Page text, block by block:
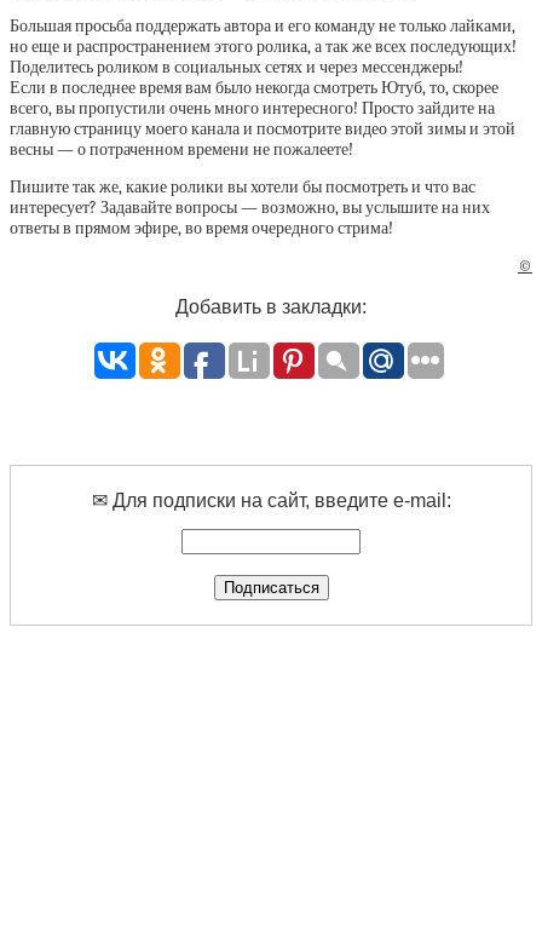
Большая просьба поддержать автора и его команду не только лайками,
но еще и распространением этого ролика, а так же всех последующих!
Поделитесь роликом в социальных сетях и через мессенджеры!
Если в последнее время вам было некогда смотреть Ютуб, то, скорее
всего, вы пропустили очень много интересного! Просто зайдите на
главную страницу моего канала и посмотрите видео этой зимы и этой
весны — о потраченном времени не пожалеете!
Пишите так же, какие ролики вы хотели бы посмотреть и что вас
интересует? Задавайте вопросы — возможно, вы услышите на них
ответы в прямом эфире, во время очередного стрима!
©
Добавить в закладки:
✉ Для подписки на сайт, введите e-mail: